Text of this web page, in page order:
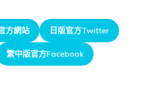
方網站 日版官方Twitter
繁中版官方Facebook